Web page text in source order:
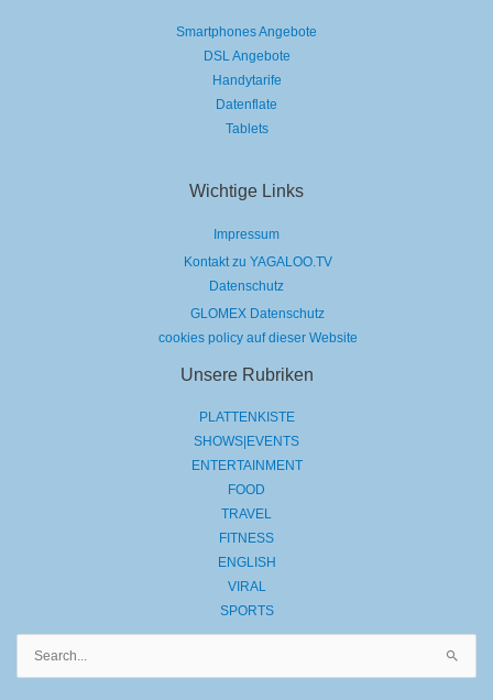
Smartphones Angebote
DSL Angebote
Handytarife
Datenflate
Tablets
Wichtige Links
Impressum
Kontakt zu YAGALOO.TV
Datenschutz
GLOMEX Datenschutz
cookies policy auf dieser Website
Unsere Rubriken
PLATTENKISTE
SHOWS|EVENTS
ENTERTAINMENT
FOOD
TRAVEL
FITNESS
ENGLISH
VIRAL
SPORTS